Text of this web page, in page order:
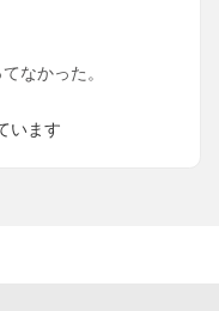
なかった。
います